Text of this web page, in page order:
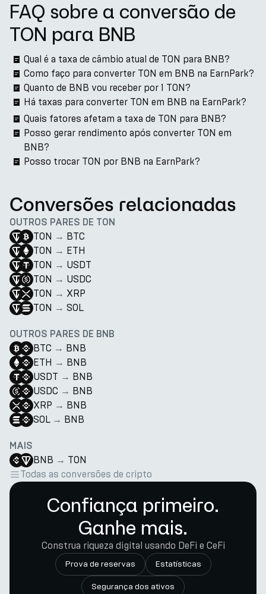
FAQ sobre a conversão de
TON para BNB
Qual é a taxa de câmbio atual de TON para BNB?
Como faço para converter TON em BNB na EarnPark?
Quanto de BNB vou receber por 1 TON?
Há taxas para converter TON em BNB na EarnPark?
Quais fatores afetam a taxa de TON para BNB?
Posso gerar rendimento após converter TON em
BNB?
Posso trocar TON por BNB na EarnPark?
Conversões relacionadas
OUTROS PARES DE TON
TON → BTC
TON → ETH
TON → USDT
TON → USDC
TON → XRP
TON → SOL
OUTROS PARES DE BNB
BTC → BNB
ETH → BNB
USDT → BNB
USDC → BNB
XRP → BNB
SOL → BNB
MAIS
BNB → TON
Todas as conversões de cripto
Confiança primeiro.
Ganhe mais.
Construa riqueza digital usando DeFi e CeFi
Prova de reservas Estatísticas
Segurança dos ativos